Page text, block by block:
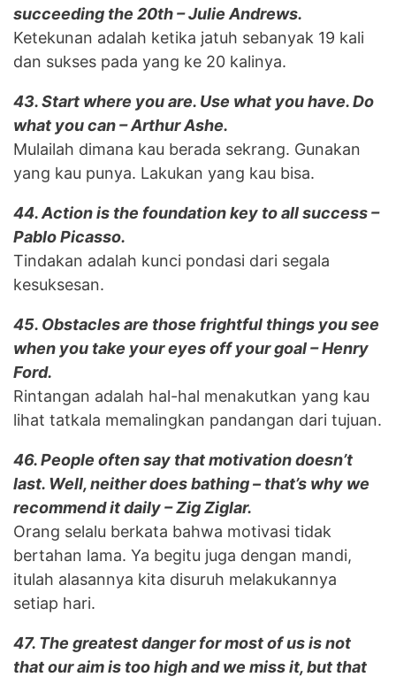
succeeding the 20th – Julie Andrews.
Ketekunan adalah ketika jatuh sebanyak 19 kali
dan sukses pada yang ke 20 kalinya.
43. Start where you are. Use what you have. Do
what you can – Arthur Ashe.
Mulailah dimana kau berada sekrang. Gunakan
yang kau punya. Lakukan yang kau bisa.
44. Action is the foundation key to all success –
Pablo Picasso.
Tindakan adalah kunci pondasi dari segala
kesuksesan.
45. Obstacles are those frightful things you see
when you take your eyes off your goal – Henry
Ford.
Rintangan adalah hal-hal menakutkan yang kau
lihat tatkala memalingkan pandangan dari tujuan.
46. People often say that motivation doesn’t
last. Well, neither does bathing – that’s why we
recommend it daily – Zig Ziglar.
Orang selalu berkata bahwa motivasi tidak
bertahan lama. Ya begitu juga dengan mandi,
itulah alasannya kita disuruh melakukannya
setiap hari.
47. The greatest danger for most of us is not
that our aim is too high and we miss it, but that